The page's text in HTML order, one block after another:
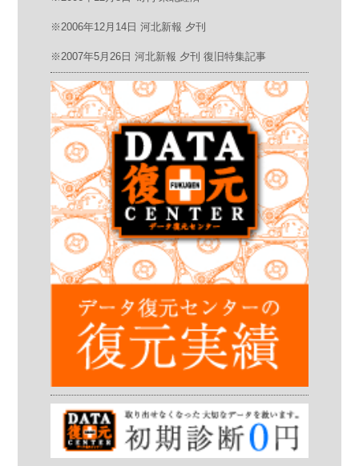
※2006年12月14日 河北新報 夕刊
※2007年5月26日 河北新報 夕刊 復旧特集記事